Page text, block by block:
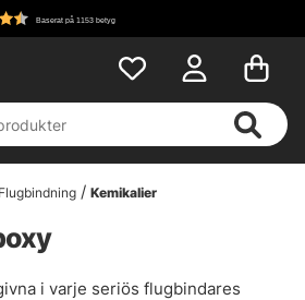
på 1153 betyg
Flugbindning Kemikalier
i varje seriös flugbindares